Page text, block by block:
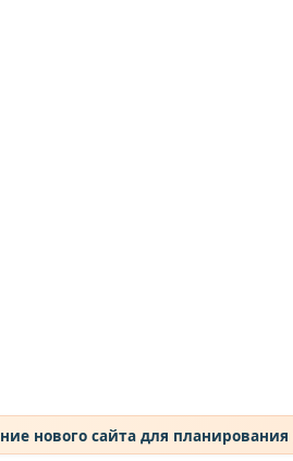
нового сайта для